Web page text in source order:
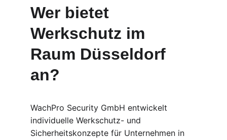
Wer bietet
Werkschutz im
Raum Düsseldorf
an?
WachPro Security GmbH entwickelt
individuelle Werkschutz- und
Sicherheitskonzepte für Unternehmen in